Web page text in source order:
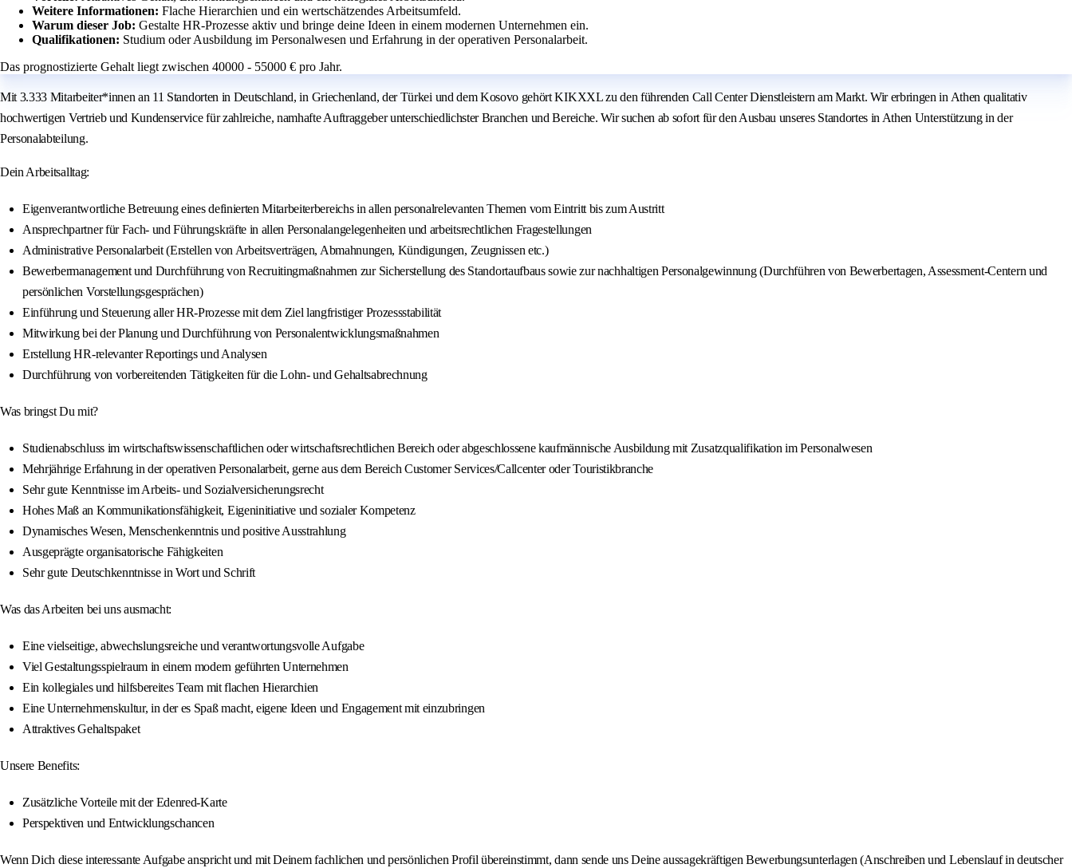
Weitere Informationen: Flache Hierarchien und ein wertschätzendes Arbeitsumfeld.
Warum dieser Job: Gestalte HR-Prozesse aktiv und bringe deine Ideen in einem modernen Unternehmen ein.
Qualifikationen: Studium oder Ausbildung im Personalwesen und Erfahrung in der operativen Personalarbeit.
Das prognostizierte Gehalt liegt zwischen 40000 - 55000 € pro Jahr.
Mit 3.333 Mitarbeiter*innen an 11 Standorten in Deutschland, in Griechenland, der Türkei und dem Kosovo gehört KIKXXL zu den führenden Call Center Dienstleistern am Markt. Wir erbringen in Athen qualitativ
hochwertigen Vertrieb und Kundenservice für zahlreiche, namhafte Auftraggeber unterschiedlichster Branchen und Bereiche. Wir suchen ab sofort für den Ausbau unseres Standortes in Athen Unterstützung in der
Personalabteilung.
Dein Arbeitsalltag:
Eigenverantwortliche Betreuung eines definierten Mitarbeiterbereichs in allen personalrelevanten Themen vom Eintritt bis zum Austritt
Ansprechpartner für Fach- und Führungskräfte in allen Personalangelegenheiten und arbeitsrechtlichen Fragestellungen
Administrative Personalarbeit (Erstellen von Arbeitsverträgen, Abmahnungen, Kündigungen, Zeugnissen etc.)
Bewerbermanagement und Durchführung von Recruitingmaßnahmen zur Sicherstellung des Standortaufbaus sowie zur nachhaltigen Personalgewinnung (Durchführen von Bewerbertagen, Assessment-Centern und
persönlichen Vorstellungsgesprächen)
Einführung und Steuerung aller HR-Prozesse mit dem Ziel langfristiger Prozessstabilität
Mitwirkung bei der Planung und Durchführung von Personalentwicklungsmaßnahmen
Erstellung HR-relevanter Reportings und Analysen
Durchführung von vorbereitenden Tätigkeiten für die Lohn- und Gehaltsabrechnung
Was bringst Du mit?
Studienabschluss im wirtschaftswissenschaftlichen oder wirtschaftsrechtlichen Bereich oder abgeschlossene kaufmännische Ausbildung mit Zusatzqualifikation im Personalwesen
Mehrjährige Erfahrung in der operativen Personalarbeit, gerne aus dem Bereich Customer Services/Callcenter oder Touristikbranche
Sehr gute Kenntnisse im Arbeits- und Sozialversicherungsrecht
Hohes Maß an Kommunikationsfähigkeit, Eigeninitiative und sozialer Kompetenz
Dynamisches Wesen, Menschenkenntnis und positive Ausstrahlung
Ausgeprägte organisatorische Fähigkeiten
Sehr gute Deutschkenntnisse in Wort und Schrift
Was das Arbeiten bei uns ausmacht:
Eine vielseitige, abwechslungsreiche und verantwortungsvolle Aufgabe
Viel Gestaltungsspielraum in einem modern geführten Unternehmen
Ein kollegiales und hilfsbereites Team mit flachen Hierarchien
Eine Unternehmenskultur, in der es Spaß macht, eigene Ideen und Engagement mit einzubringen
Attraktives Gehaltspaket
Unsere Benefits:
Zusätzliche Vorteile mit der Edenred-Karte
Perspektiven und Entwicklungschancen
Wenn Dich diese interessante Aufgabe anspricht und mit Deinem fachlichen und persönlichen Profil übereinstimmt, dann sende uns Deine aussagekräftigen Bewerbungsunterlagen (Anschreiben und Lebenslauf in deutscher